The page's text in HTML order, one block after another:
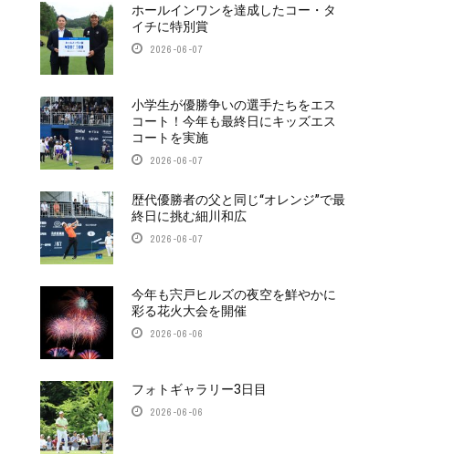
ホールインワンを達成したコー・タ
イチに特別賞
2026-06-07
小学生が優勝争いの選手たちをエス
コート！今年も最終日にキッズエス
コートを実施
2026-06-07
歴代優勝者の父と同じ“オレンジ”で最
終日に挑む細川和広
2026-06-07
今年も宍戸ヒルズの夜空を鮮やかに
彩る花火大会を開催
2026-06-06
フォトギャラリー3日目
2026-06-06